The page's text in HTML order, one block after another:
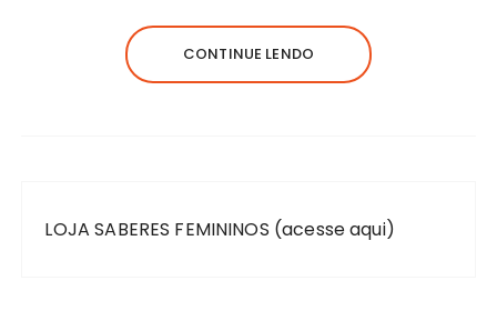
CONTINUE LENDO
LOJA SABERES FEMININOS (acesse aqui)